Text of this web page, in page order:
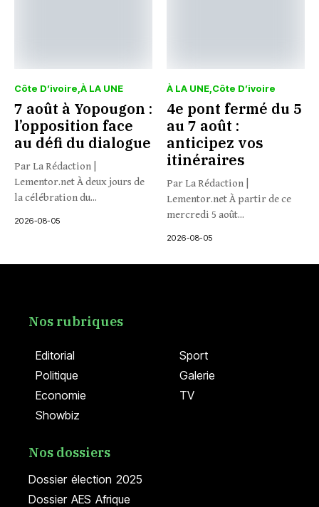
Côte D’ivoire À LA UNE
7 août à Yopougon :
l’opposition face
au défi du dialogue
Par La Rédaction |
Lementor.net À deux jours de
la célébration du...
2026-08-05
À LA UNE Côte D’ivoire
4e pont fermé du 5
au 7 août :
anticipez vos
itinéraires
Par La Rédaction |
Lementor.net À partir de ce
mercredi 5 août...
2026-08-05
Editorial
Politique
Economie
Showbiz
Sport
Galerie
TV
Nos rubriques
Dossier élection 2025
Dossier AES Afrique
Nos dossiers